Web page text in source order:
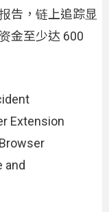
告，链上追踪显
金至少达 600
Extension
and